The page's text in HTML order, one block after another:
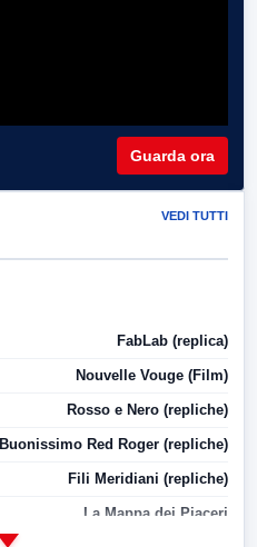
Guarda ora
VEDI TUTTI
FabLab (replica)
Nouvelle Vouge (Film)
Rosso e Nero (repliche)
Buonissimo Red Roger (repliche)
Fili Meridiani (repliche)
La Mappa dei Piaceri